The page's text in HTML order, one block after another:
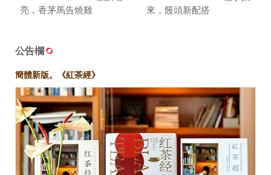
亮，香茅馬告燒雞
來，饅頭新配搭
公告欄
簡體新版。《紅茶經》